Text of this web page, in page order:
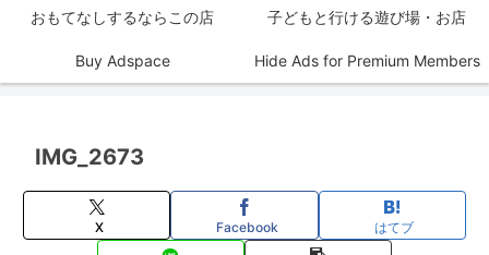
おもてなしするならこの店 子どもと行ける遊び場・お店
Buy Adspace Hide Ads for Premium Members
IMG_2673
X Facebook はてブ